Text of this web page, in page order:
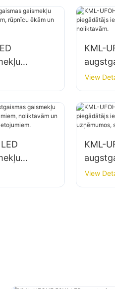
un
KML-
View
un
KML-
View